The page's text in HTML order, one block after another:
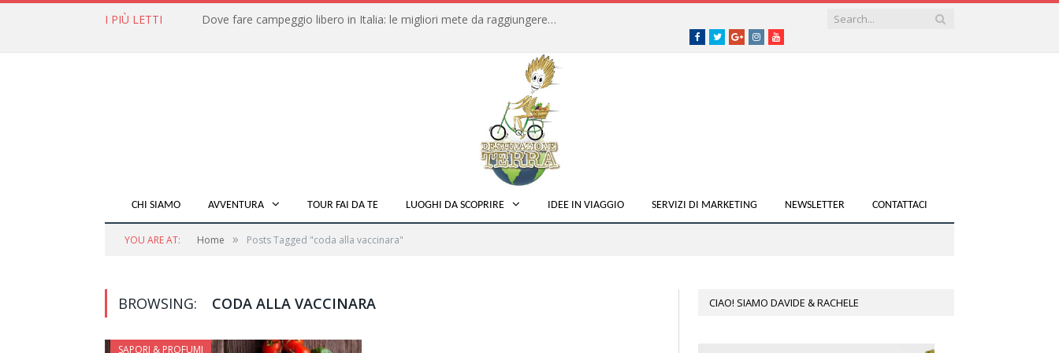
I PIÙ LETTI Dove fare campeggio libero in Italia: le migliori mete da raggiungere in traghetto
Facebook
TwitterGoogle+instagramyoutube
CHI SIAMO AVVENTURA TOUR FAI DA TE LUOGHI DA SCOPRIRE IDEE IN VIAGGIO SERVIZI DI MARKETING NEWSLETTER CONTATTACI
YOU ARE AT: Home » Posts Tagged "coda alla vaccinara"
BROWSING: CODA ALLA VACCINARA
SAPORI & PROFUMI
CIAO! SIAMO DAVIDE & RACHELE